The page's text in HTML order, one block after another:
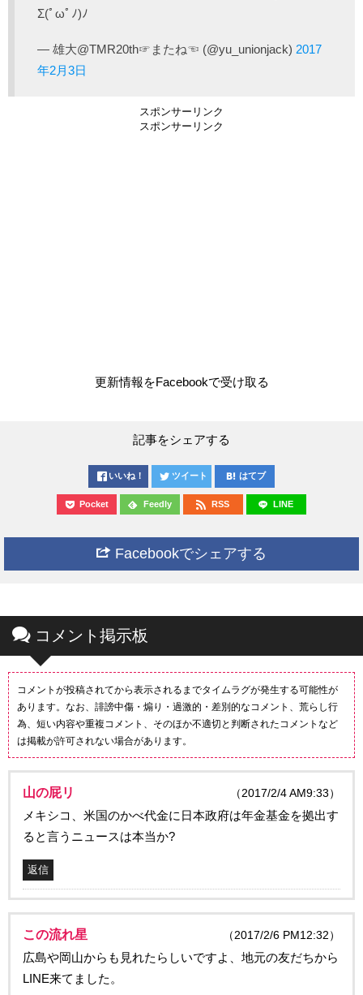
Σ(ﾟωﾟﾉ)ﾉ
— 雄大@TMR20th☞またね☜ (@yu_unionjack) 2017
年2月3日
スポンサーリンク
スポンサーリンク
更新情報をFacebookで受け取る
記事をシェアする
いいね！ ツイート はてブ
Pocket Feedly RSS LINE
Facebookでシェアする
コメント掲示板
コメントが投稿されてから表示されるまでタイムラグが発生する可能性が
あります。なお、誹謗中傷・煽り・過激的・差別的なコメント、荒らし行
為、短い内容や重複コメント、そのほか不適切と判断されたコメントなど
は掲載が許可されない場合があります。
山の屁リ （2017/2/4 AM9:33）
メキシコ、米国のかべ代金に日本政府は年金基金を拠出す
ると言うニュースは本当か?
返信
この流れ星 （2017/2/6 PM12:32）
広島や岡山からも見れたらしいですよ、地元の友だちから
LINE来てました。